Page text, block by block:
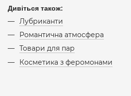
Дивіться також:
Лубриканти
Романтична атмосфера
Товари для пар
Косметика з феромонами